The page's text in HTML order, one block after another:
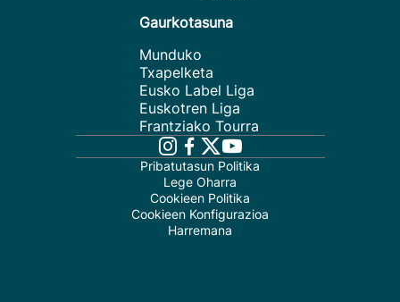
Gaurkotasuna
Munduko
Txapelketa
Eusko Label Liga
Euskotren Liga
Frantziako Tourra
Pribatutasun Politika
Lege Oharra
Cookieen Politika
Cookieen Konfigurazioa
Harremana